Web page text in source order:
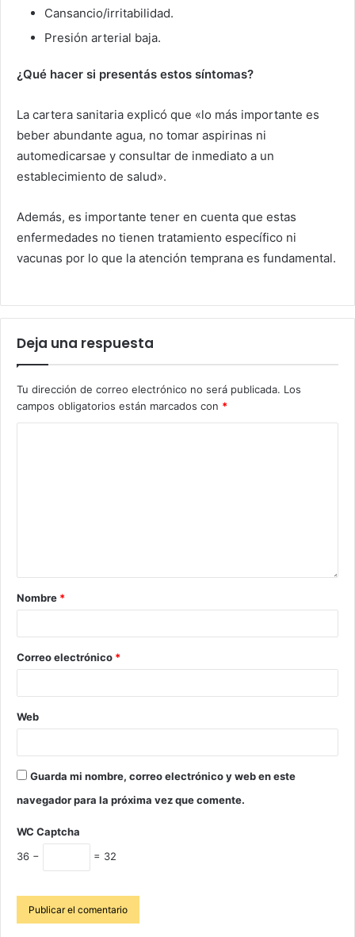
Cansancio/irritabilidad.
Presión arterial baja.
¿Qué hacer si presentás estos síntomas?
La cartera sanitaria explicó que «lo más importante es
beber abundante agua, no tomar aspirinas ni
automedicarsae y consultar de inmediato a un
establecimiento de salud».
Además, es importante tener en cuenta que estas
enfermedades no tienen tratamiento específico ni
vacunas por lo que la atención temprana es fundamental.
Deja una respuesta
Tu dirección de correo electrónico no será publicada. Los
campos obligatorios están marcados con *
Nombre *
Correo electrónico *
Web
Guarda mi nombre, correo electrónico y web en este
navegador para la próxima vez que comente.
WC Captcha
36 −
= 32